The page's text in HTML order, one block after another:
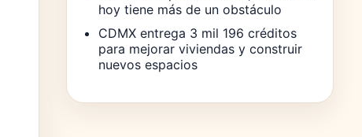
hoy tiene más de un obstáculo
CDMX entrega 3 mil 196 créditos
para mejorar viviendas y construir
nuevos espacios